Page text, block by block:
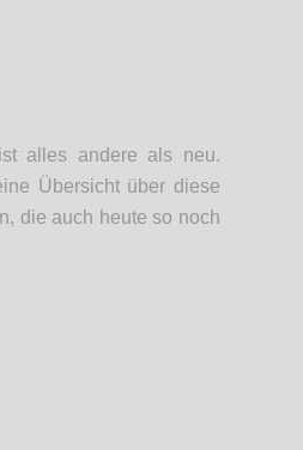
alles andere als neu.
Übersicht über diese
die auch heute so noch